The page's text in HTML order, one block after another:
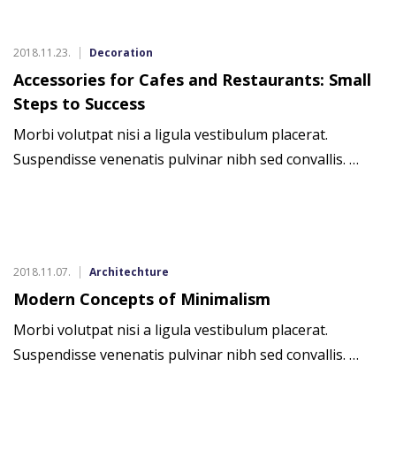
2018.11.23. Decoration
Accessories for Cafes and Restaurants: Small
Steps to Success
Morbi volutpat nisi a ligula vestibulum placerat.
Suspendisse venenatis pulvinar nibh sed convallis. …
2018.11.07. Architechture
Modern Concepts of Minimalism
Morbi volutpat nisi a ligula vestibulum placerat.
Suspendisse venenatis pulvinar nibh sed convallis. …